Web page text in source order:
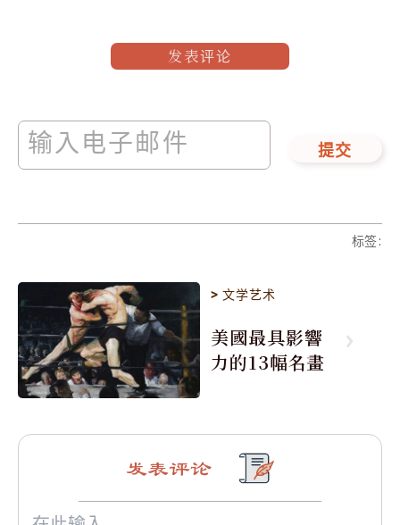
发表评论
提交
标签:
>文学艺术
美國最具影響
力的13幅名畫
发表评论